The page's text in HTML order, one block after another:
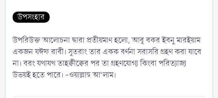
উপসংহার
উপরিউক্ত আলোচনা দ্বারা প্রতীয়মাণ হলো, আবূ বকর ইবনু মারইয়াম
একজন যঈফ রাবী। সুতরাং তার একক বর্ণনা সরাসরি গ্রহণ করা যাবে
না। বরং যথাযথ তাহক্বীক্বের পর তা গ্রহণযোগ্য কিংবা পরিত্যাজ্য
উভয়ই হতে পারে। -ওয়াল্লাহু আ‘লাম।